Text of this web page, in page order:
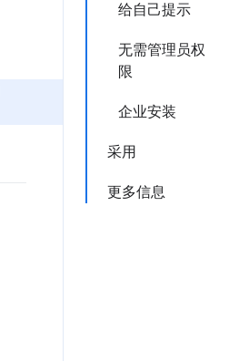
给自己提示
无需管理员权
限
企业安装
采用
更多信息